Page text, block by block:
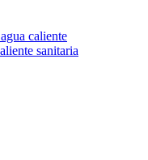
caliente
sanitaria